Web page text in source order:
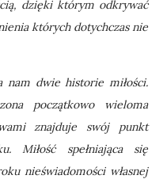
dzięki którym odkrywać
których dotychczas nie
nam dwie historie miłości.
początkowo wieloma
znajduje swój punkt
Miłość spełniająca się
nieświadomości własnej